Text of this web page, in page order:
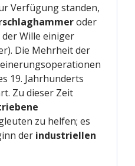
Verfügung standen,
oder
der Wille einiger
Die Mehrheit der
19. Jahrhunderts
Zu dieser Zeit
zu helfen; es
der industriellen